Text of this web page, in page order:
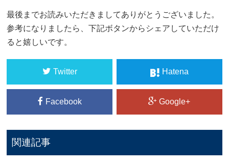
最後までお読みいただきましてありがとうございました。
参考になりましたら、下記ボタンからシェアしていただけ
ると嬉しいです。
Twitter Hatena
Facebook Google+
関連記事